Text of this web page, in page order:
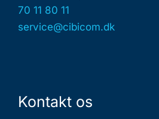
70 11 80 11
service@cibicom.dk
Kontakt os